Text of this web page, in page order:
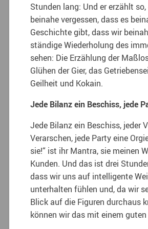
Stunden lang: Und er erzählt
beinahe vergessen, dass es
Geschichte gibt, dass wir
ständige Wiederholung des
sehen: Die Erzählung der
Glühen der Gier, das
Geilheit und Kokain.
Jede Bilanz ein Beschiss, jede
Jede Bilanz ein Beschiss, jeder
Verarschen, jede Party eine
sie!“ ist ihr Mantra, sie meinen
Kunden. Und das ist drei
dass wir uns auf intelligente
unterhalten fühlen und, da wir
Blick auf die Figuren durchaus
können wir das mit einem